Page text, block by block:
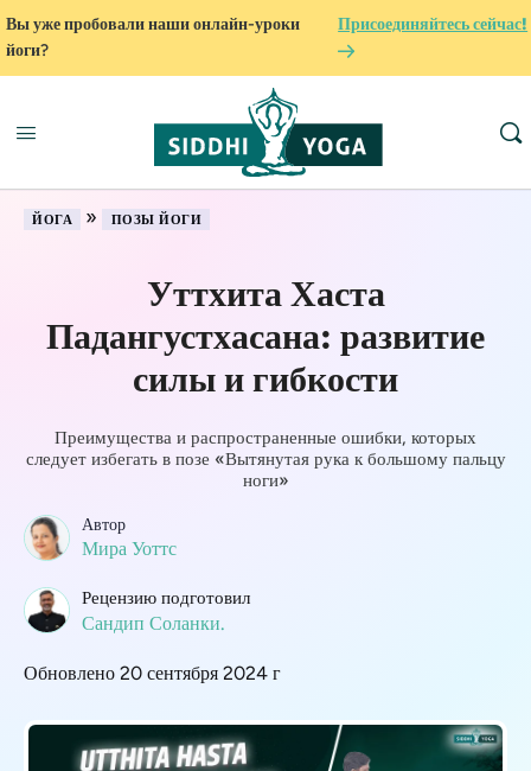
Вы уже пробовали наши онлайн-уроки
йоги?
Присоединяйтесь сейчас!
ЙОГА » ПОЗЫ ЙОГИ
Уттхита Хаста
Падангустхасана: развитие
силы и гибкости
Преимущества и распространенные ошибки, которых
следует избегать в позе «Вытянутая рука к большому пальцу
ноги»
Автор
Мира Уоттс
Рецензию подготовил
Сандип Соланки.
Обновлено 20 сентября 2024 г